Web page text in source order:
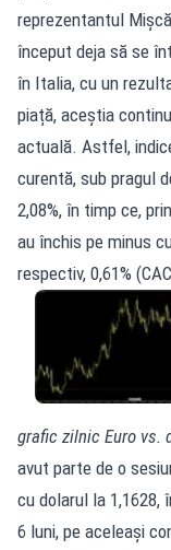
reprezentantul
început deja să se
în Italia, cu un
piață, aceștia
actuală. Astfel,
curentă, sub pragul
2,08%, în timp ce,
au închis pe minus
respectiv, 0,61%
grafic zilnic Euro vs.
avut parte de o
cu dolarul la 1,1628,
6 luni, pe aceleași